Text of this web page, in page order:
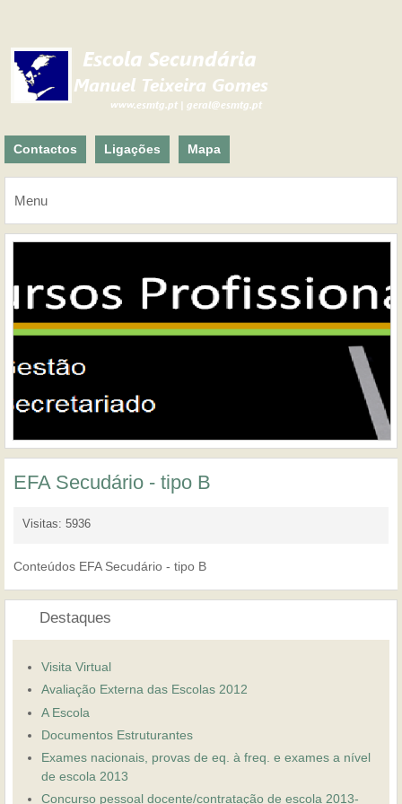
Contactos Ligações Mapa
Menu
EFA Secudário - tipo B
Visitas: 5936
Conteúdos EFA Secudário - tipo B
Destaques
Visita Virtual
Avaliação Externa das Escolas 2012
A Escola
Documentos Estruturantes
Exames nacionais, provas de eq. à freq. e exames a nível
de escola 2013
Concurso pessoal docente/contratação de escola 2013-